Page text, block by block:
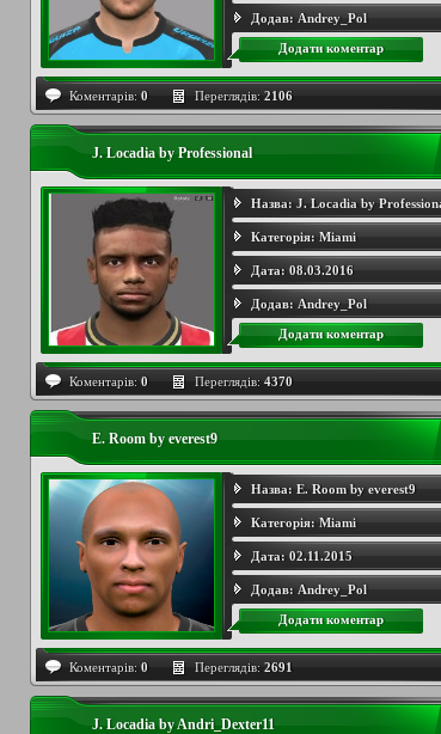
Додав: Andrey_Pol
Додати коментар
Коментарів: 0 Переглядів: 2106
J. Locadia by Professional
Назва: J. Locadia by
Категорія: Miami
Дата: 08.03.2016
Додав: Andrey_Pol
Додати коментар
Коментарів: 0 Переглядів: 4370
E. Room by everest9
Назва: E. Room by everest9
Категорія: Miami
Дата: 02.11.2015
Додав: Andrey_Pol
Додати коментар
Коментарів: 0 Переглядів: 2691
J. Locadia by Andri_Dexter11